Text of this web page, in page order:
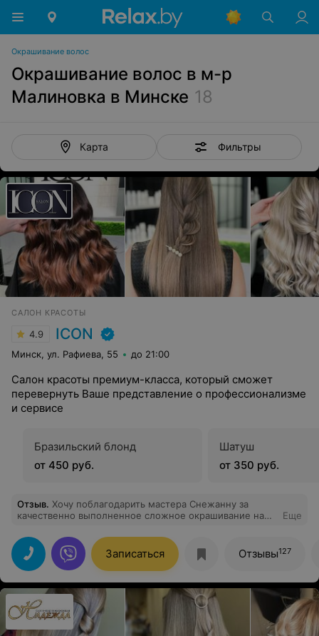
Окрашивание волос
Окрашивание волос в м-р
Малиновка в Минске 18
Карта Фильтры
САЛОН КРАСОТЫ
4.9 ICON
Минск, ул. Рафиева, 55 до 21:00
Салон красоты премиум-класса, который сможет
перевернуть Ваше представление о профессионализме
и сервисе
Бразильский блонд
от 450 руб.
Шатуш
от 350 руб.
Отзыв. Хочу поблагодарить мастера Снежанну за
качественно выполненное сложное окрашивание на
С мастером мы встретились, когда я уже думала
прекратить мучить волосы и "радоваться"
естественности. Снежанна своим вниманием и
профессионализмом меня переубедила в обратном,
много расспрашивала и доступно объясняла о
применяемой технике и препаратах. Волосы отрасли,
восстановились и теперь у меня нет дилеммы, какому
мастеру довериться в следующий раз, это будет
Снежанна.
Еще
Записаться Отзывы127